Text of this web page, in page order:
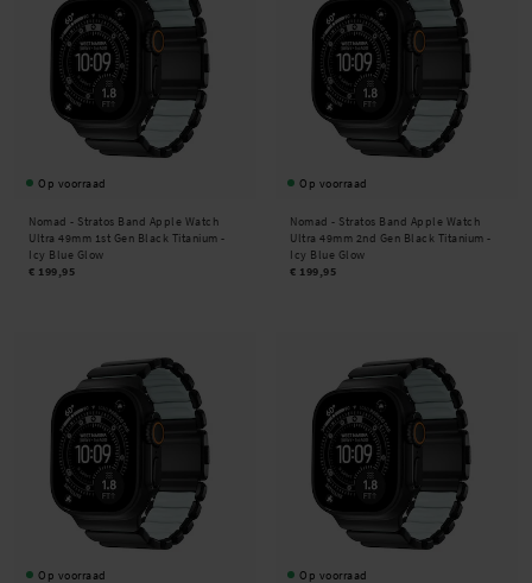
Op voorraad
Nomad - Stratos Band Apple Watch
Ultra 49mm 1st Gen Black Titanium -
Icy Blue Glow
€ 199,95
Op voorraad
Nomad - Stratos Band Apple Watch
Ultra 49mm 2nd Gen Black Titanium -
Icy Blue Glow
€ 199,95
Op voorraad Op voorraad